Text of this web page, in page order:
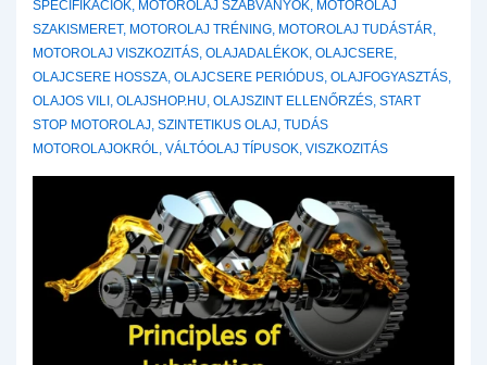
SPECIFIKÁCIÓK, MOTOROLAJ SZABVÁNYOK, MOTOROLAJ
SZAKISMERET, MOTOROLAJ TRÉNING, MOTOROLAJ TUDÁSTÁR,
MOTOROLAJ VISZKOZITÁS, OLAJADALÉKOK, OLAJCSERE,
OLAJCSERE HOSSZA, OLAJCSERE PERIÓDUS, OLAJFOGYASZTÁS,
OLAJOS VILI , OLAJSHOP.HU, OLAJSZINT ELLENŐRZÉS, START
STOP MOTOROLAJ, SZINTETIKUS OLAJ, TUDÁS
MOTOROLAJOKRÓL, VÁLTÓOLAJ TÍPUSOK, VISZKOZITÁS